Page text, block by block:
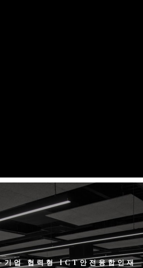
기업 협력형 ICT안전융합인재